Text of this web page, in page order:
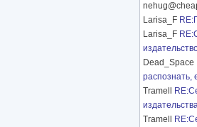
Larisa_F
Larisa_F
Dead_Space
распознать,
Tramell
Tramell